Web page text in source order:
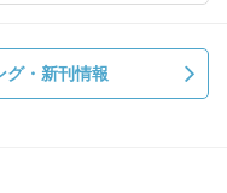
グ・新刊情報